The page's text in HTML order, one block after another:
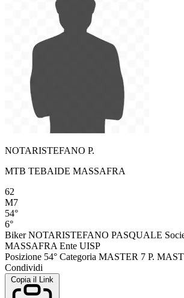
NOTARISTEFANO P.
MTB TEBAIDE MASSAFRA
62
M7
54°
6°
Biker NOTARISTEFANO PASQUALE
MASSAFRA Ente UISP
Posizione 54° Categoria MASTER 7 P.
Condividi
Copia il Link